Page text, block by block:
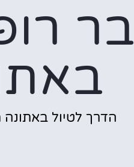
בר
הדרך לטיול